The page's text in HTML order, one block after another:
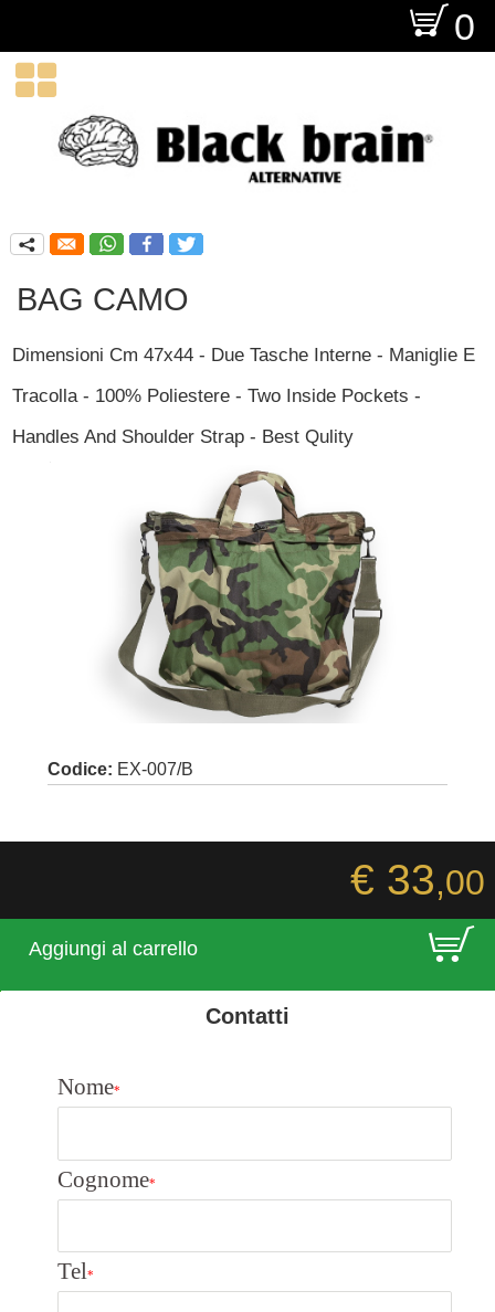
O 0

q
BAG CAMO
Dimensioni Cm 47x44 - Due Tasche Interne - Maniglie E
Tracolla - 100% Poliestere - Two Inside Pockets -
Handles And Shoulder Strap - Best Qulity
Codice: EX-007/B
€ 33,00
Aggiungi al carrello E
Contatti
Nome*
Cognome*
Tel*